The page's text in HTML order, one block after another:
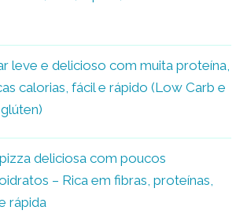
leve e delicioso com muita proteína,
calorias, fácil e rápido (Low Carb e
deliciosa com poucos
– Rica em fibras, proteínas,
rápida